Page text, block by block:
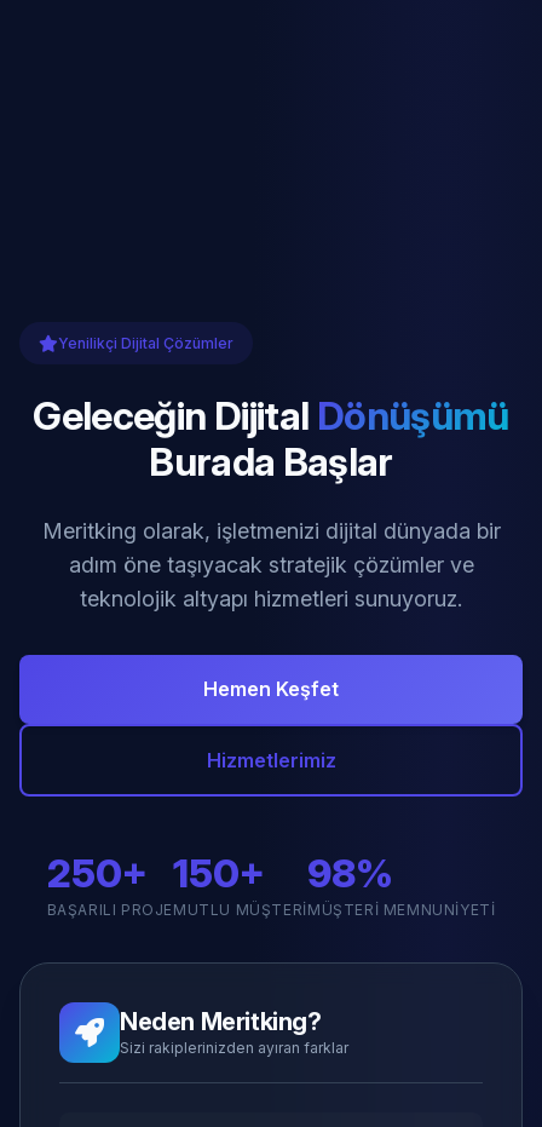
Yenilikçi Dijital Çözümler
Geleceğin Dijital Dönüşümü
Burada Başlar
Meritking olarak, işletmenizi dijital dünyada bir
adım öne taşıyacak stratejik çözümler ve
teknolojik altyapı hizmetleri sunuyoruz.
Hemen Keşfet
Hizmetlerimiz
250+
BAŞARILI PROJE
150+
MUTLU MÜŞTERI
98%
MÜŞTERI MEMNUNIYETI
Neden Meritking?
Sizi rakiplerinizden ayıran farklar